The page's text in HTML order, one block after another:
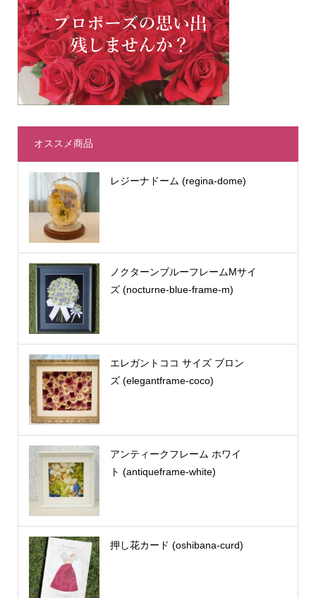
オススメ商品
レジーナドーム (regina-dome)
ノクターンブルーフレームMサイ
ズ (nocturne-blue-frame-m)
エレガントココ サイズ ブロン
ズ (elegantframe-coco)
アンティークフレーム ホワイ
ト (antiqueframe-white)
押し花カード (oshibana-curd)